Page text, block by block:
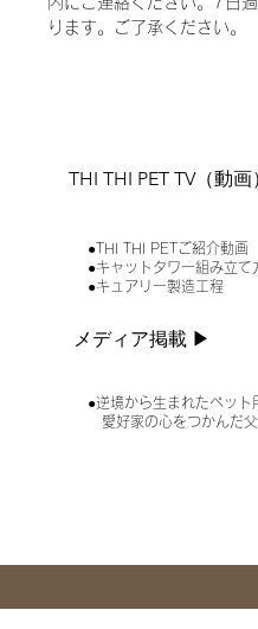
ります。ご了承ください。
THI THI PET TV（動
●THI THI PETご紹介動画
●キャットタワー組み立て
●キュアリー製造工程
メディア掲載 ▶︎
●逆境から生まれたペッ
愛好家の心をつかんだ